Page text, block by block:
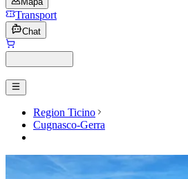
Transport
Chat
Region Ticino
Cugnasco-Gerra